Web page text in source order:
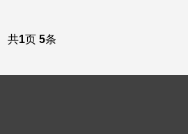
共1页 5条